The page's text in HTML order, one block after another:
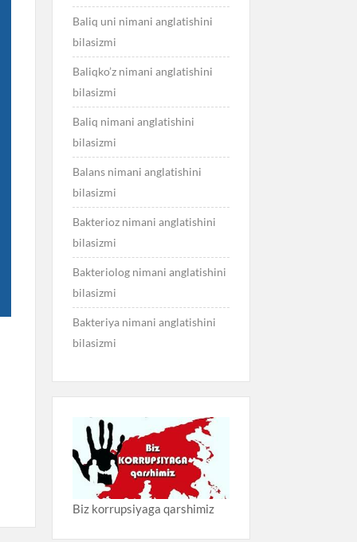
Baliq uni nimani anglatishini
bilasizmi
Baliqko’z nimani anglatishini
bilasizmi
Baliq nimani anglatishini
bilasizmi
Balans nimani anglatishini
bilasizmi
Bakterioz nimani anglatishini
bilasizmi
Bakteriolog nimani anglatishini
bilasizmi
Bakteriya nimani anglatishini
bilasizmi
Biz korrupsiyaga qarshimiz